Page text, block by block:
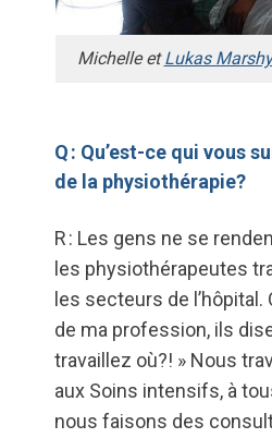
Michelle etLukas Marshy
Q : Qu’est-ce qui vous
de la physiothérapie?
R : Les gens ne se
les physiothérapeutes
les secteurs de l’hôpital.
de ma profession, ils
travaillez où?! » Nous
aux Soins intensifs, à
nous faisons des